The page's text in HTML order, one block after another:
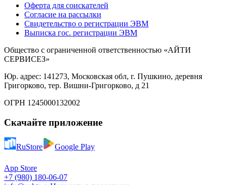
Оферта для соискателей
Согласие на рассылки
Свидетельство о регистрации ЭВМ
Выписка гос. регистрации ЭВМ
Общество с ограниченной ответственностью «АЙТИ
СЕРВИСЕЗ»
Юр. адрес: 141273, Московская обл, г. Пушкино, деревня
Григорково, тер. Вишни-Григорково, д 21
ОГРН 1245000132002
Скачайте приложение
RuStore Google Play
App Store
+7 (980) 180-06-07